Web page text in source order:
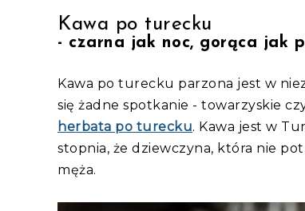
Kawa po turecku
- czarna jak noc, gorąca jak
Kawa po turecku parzona jest w
się żadne spotkanie - towarzyskie
herbata po turecku. Kawa jest w
stopnia, że dziewczyna, która nie
męża.